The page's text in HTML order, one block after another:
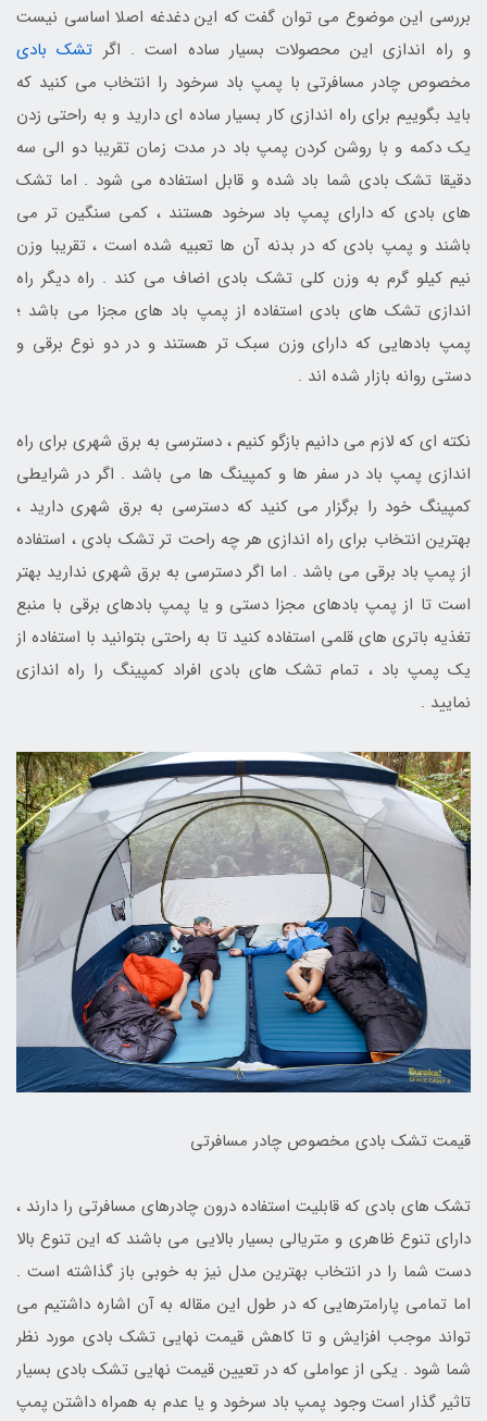
بررسی این موضوع می توان گفت که این دغدغه اصلا اساسی نیست
و راه اندازی این محصولات بسیار ساده است . اگر تشک بادی
مخصوص چادر مسافرتی با پمپ باد سرخود را انتخاب می کنید که
باید بگوییم برای راه اندازی کار بسیار ساده ای دارید و به راحتی زدن
یک دکمه و با روشن کردن پمپ باد در مدت زمان تقریبا دو الی سه
دقیقا تشک بادی شما باد شده و قابل استفاده می شود . اما تشک
های بادی که دارای پمپ باد سرخود هستند ، کمی سنگین تر می
باشند و پمپ بادی که در بدنه آن ها تعبیه شده است ، تقریبا وزن
نیم کیلو گرم به وزن کلی تشک بادی اضاف می کند . راه دیگر راه
اندازی تشک های بادی استفاده از پمپ باد های مجزا می باشد ؛
پمپ بادهایی که دارای وزن سبک تر هستند و در دو نوع برقی و
دستی روانه بازار شده اند .
نکته ای که لازم می دانیم بازگو کنیم ، دسترسی به برق شهری برای راه
اندازی پمپ باد در سفر ها و کمپینگ ها می باشد . اگر در شرایطی
کمپینگ خود را برگزار می کنید که دسترسی به برق شهری دارید ،
بهترین انتخاب برای راه اندازی هر چه راحت تر تشک بادی ، استفاده
از پمپ باد برقی می باشد . اما اگر دسترسی به برق شهری ندارید بهتر
است تا از پمپ بادهای مجزا دستی و یا پمپ بادهای برقی با منبع
تغذیه باتری های قلمی استفاده کنید تا به راحتی بتوانید با استفاده از
یک پمپ باد ، تمام تشک های بادی افراد کمپینگ را راه اندازی
نمایید .
قیمت تشک بادی مخصوص چادر مسافرتی
تشک های بادی که قابلیت استفاده درون چادرهای مسافرتی را دارند ،
دارای تنوع ظاهری و متریالی بسیار بالایی می باشند که این تنوع بالا
دست شما را در انتخاب بهترین مدل نیز به خوبی باز گذاشته است .
اما تمامی پارامترهایی که در طول این مقاله به آن اشاره داشتیم می
تواند موجب افزایش و تا کاهش قیمت نهایی تشک بادی مورد نظر
شما شود . یکی از عواملی که در تعیین قیمت نهایی تشک بادی بسیار
تاثیر گذار است وجود پمپ باد سرخود و یا عدم به همراه داشتن پمپ